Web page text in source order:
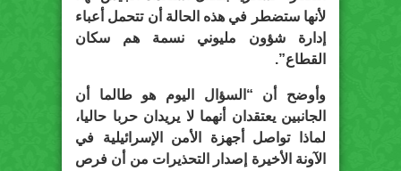
لأنها ستضطر في هذه الحالة أن تتحمل أعباء
إدارة شؤون مليوني نسمة هم سكان
القطاع”.
وأوضح أن “السؤال اليوم هو طالما أن
الجانبين يعتقدان أنهما لا يريدان حربا حاليا،
لماذا تواصل أجهزة الأمن الإسرائيلية في
الآونة الأخيرة إصدار التحذيرات من أن فرص